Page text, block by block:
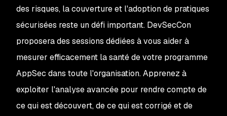
des risques, la couverture et l'adoption de pratiques
sécurisées reste un défi important. DevSecCon
proposera des sessions dédiées à vous aider à
mesurer efficacement la santé de votre programme
AppSec dans toute l'organisation. Apprenez à
exploiter l'analyse avancée pour rendre compte de
ce qui est découvert, de ce qui est corrigé et de